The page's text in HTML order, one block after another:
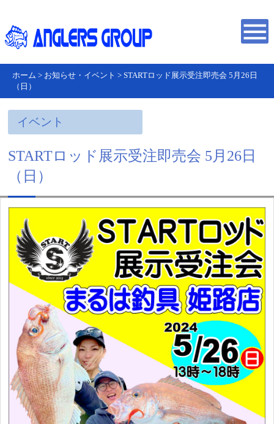
ホーム > お知らせ・イベント > STARTロッド展示受注即売会 5月26日
（日）
イベント
STARTロッド展示受注即売会 5月26日
（日）